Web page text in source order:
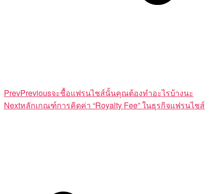
PrevPreviousจะซื้อแฟรนไชส์นั้นคุณต้องทำอะไรบ้างนะ
Nextหลักเกณฑ์การคิดค่า “Royalty Fee” ในธุรกิจแฟรนไชส์